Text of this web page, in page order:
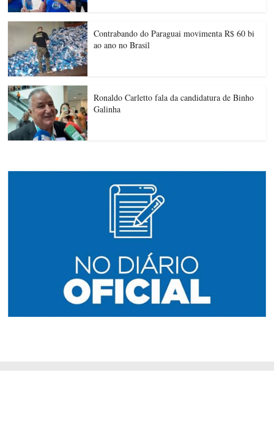
Contrabando do Paraguai movimenta R$ 60 bi
ao ano no Brasil
Ronaldo Carletto fala da candidatura de Binho
Galinha